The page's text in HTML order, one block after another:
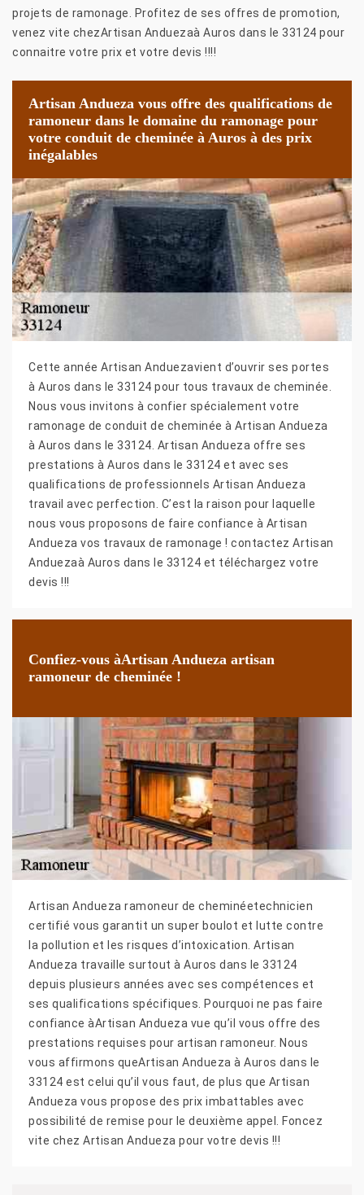
projets de ramonage. Profitez de ses offres de promotion,
venez vite chezArtisan Anduezaà Auros dans le 33124 pour
connaitre votre prix et votre devis !!!!
Artisan Andueza vous offre des qualifications de
ramoneur dans le domaine du ramonage pour
votre conduit de cheminée à Auros à des prix
inégalables
Cette année Artisan Anduezavient d’ouvrir ses portes
à Auros dans le 33124 pour tous travaux de cheminée.
Nous vous invitons à confier spécialement votre
ramonage de conduit de cheminée à Artisan Andueza
à Auros dans le 33124. Artisan Andueza offre ses
prestations à Auros dans le 33124 et avec ses
qualifications de professionnels Artisan Andueza
travail avec perfection. C’est la raison pour laquelle
nous vous proposons de faire confiance à Artisan
Andueza vos travaux de ramonage ! contactez Artisan
Anduezaà Auros dans le 33124 et téléchargez votre
devis !!!
Confiez-vous àArtisan Andueza artisan
ramoneur de cheminée !
Artisan Andueza ramoneur de cheminéetechnicien
certifié vous garantit un super boulot et lutte contre
la pollution et les risques d’intoxication. Artisan
Andueza travaille surtout à Auros dans le 33124
depuis plusieurs années avec ses compétences et
ses qualifications spécifiques. Pourquoi ne pas faire
confiance àArtisan Andueza vue qu’il vous offre des
prestations requises pour artisan ramoneur. Nous
vous affirmons queArtisan Andueza à Auros dans le
33124 est celui qu’il vous faut, de plus que Artisan
Andueza vous propose des prix imbattables avec
possibilité de remise pour le deuxième appel. Foncez
vite chez Artisan Andueza pour votre devis !!!